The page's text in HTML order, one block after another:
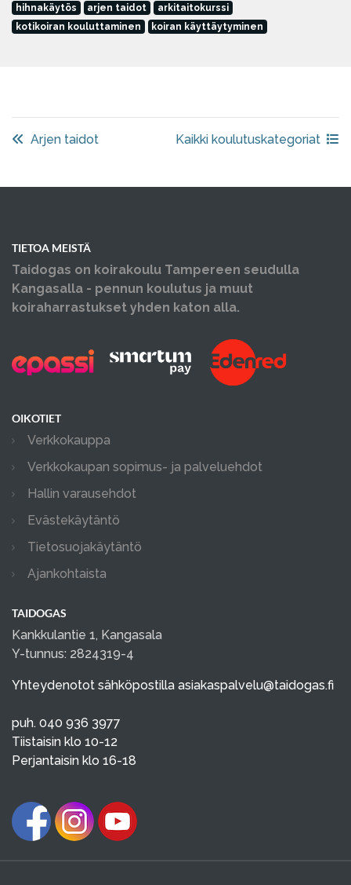
hihnakäytös
arjen taidot
arkitaitokurssi
kotikoiran kouluttaminen
koiran käyttäytyminen
Arjen taidot Kaikki koulutuskategoriat
TIETOA MEISTÄ
Taidogas on koirakoulu Tampereen seudulla
Kangasalla - pennun koulutus ja muut
koiraharrastukset yhden katon alla.
OIKOTIET
Verkkokauppa
Verkkokaupan sopimus- ja palveluehdot
Hallin varausehdot
Evästekäytäntö
Tietosuojakäytäntö
Ajankohtaista
TAIDOGAS
Kankkulantie 1, Kangasala
Y-tunnus: 2824319-4
Yhteydenotot sähköpostilla asiakaspalvelu@taidogas.fi
puh. 040 936 3977
Tiistaisin klo 10-12
Perjantaisin klo 16-18